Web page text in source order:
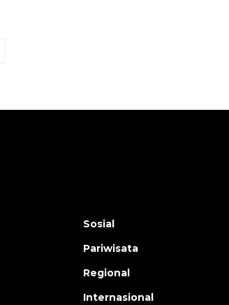
Sosial
Pariwisata
Regional
Internasional